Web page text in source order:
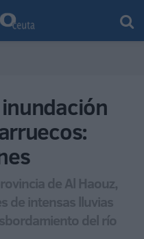
de Al Haouz,
de intensas lluvias
del río